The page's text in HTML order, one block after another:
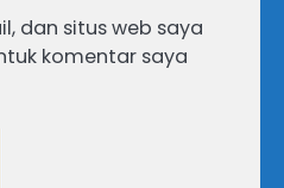
dan situs web saya
komentar saya